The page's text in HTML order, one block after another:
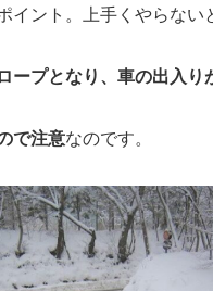
イント。上手くやらない
ープとなり、車の出入り
で注意なのです。